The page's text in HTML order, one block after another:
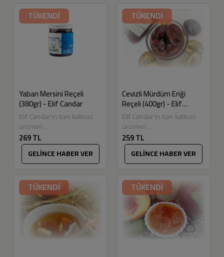
tekniklerine...
TÜKENDİ
Yaban Mersini Reçeli
(380gr) - Elif Candar
Elif Candar'ın tüm katkısız
ürünleri
Eskitadında.com'da. Yaban
mersini reçelimizi, yaban
mersini meyvesinden
özenle hazırladık, enfes bir
269 TL
GELİNCE HABER VER
TÜKENDİ
Cevizli Mürdüm Eriği
Reçeli (400gr) - Elif
Candar
Elif Candar'ın tüm katkısız
ürünleri
Eskitadında.com'da.
Muhteşem bir reçelle
karşınızdayız. Mürdüm
eriklerimizden cevizli
Bayılacaksınız... Ürün...
259 TL
GELİNCE HABER VER
TÜKENDİ TÜKENDİ